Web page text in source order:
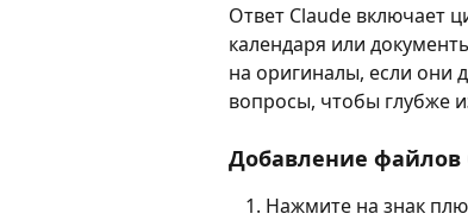
Ответ Claude включает
календаря или
на оригиналы, если они
вопросы, чтобы глубже
Добавление файлов
Нажмите на знак